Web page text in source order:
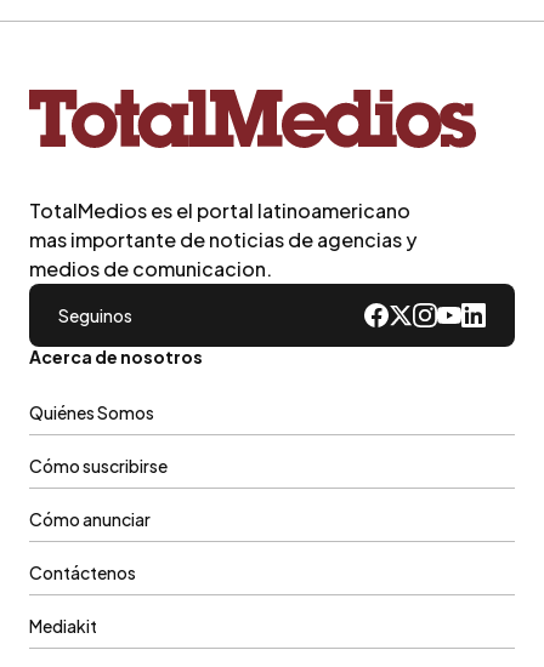
TotalMedios es el portal latinoamericano
mas importante de noticias de agencias y
medios de comunicacion.
Seguinos
Acerca de nosotros
Quiénes Somos
Cómo suscribirse
Cómo anunciar
Contáctenos
Mediakit